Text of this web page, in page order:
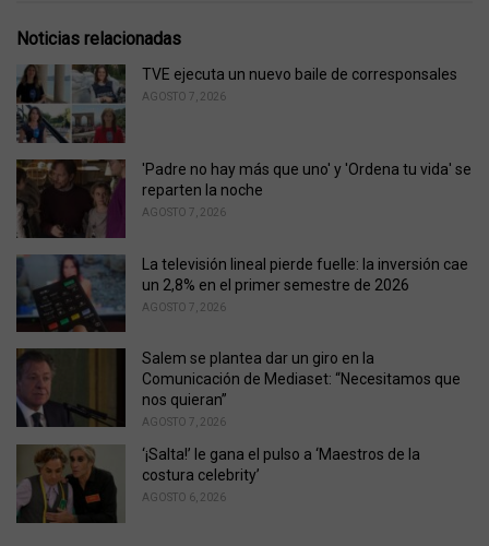
e
o
r
i
e
:
Noticias relacionadas
TVE ejecuta un nuevo baile de corresponsales
AGOSTO 7, 2026
'Padre no hay más que uno' y 'Ordena tu vida' se
reparten la noche
AGOSTO 7, 2026
La televisión lineal pierde fuelle: la inversión cae
un 2,8% en el primer semestre de 2026
AGOSTO 7, 2026
Salem se plantea dar un giro en la
Comunicación de Mediaset: “Necesitamos que
nos quieran”
AGOSTO 7, 2026
‘¡Salta!’ le gana el pulso a ‘Maestros de la
costura celebrity’
AGOSTO 6, 2026